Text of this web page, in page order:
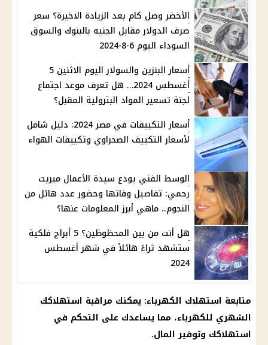
الأخضر وصل كام بعد الزيادة الاخيرة؟ سعر
صرف الدولار مقابل الجنيه بالبنوك والسوق
السوداء اليوم 6-8-2024
أسعار البنزين والسولار اليوم الاثنين 5
أغسطس 2024… هل تعرف موعد اجتماع
لجنة تسعير المواد البترولية المقبل؟
أسعار التكييفات في مصر 2024: دليل شامل
لأسعار التكييف الصحراوي وتكييفات الهواء
الوسط الفني يودع سيدة الأعمال ميريت
رحمي: تفاصيل وفاتها وحضور عدد هائل من
النجوم.. ماهي أبرز المعلومات عنها؟
هل أنت من بين المحظوظين؟ 5 أبراج فلكية
ستشهد ثراءً هائلاً في شهر أغسطس
2024
متابعة استهلاك الكهرباء: يمكنك مراقبة استهلاكك
الشهري للكهرباء، مما يساعدك على التحكم في
استهلاكك وتوفير المال.